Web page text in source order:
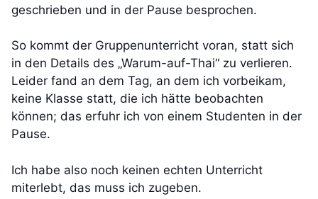
geschrieben und in der Pause besprochen.
So kommt der Gruppenunterricht voran, statt sich
in den Details des „Warum-auf-Thai“ zu verlieren.
Leider fand an dem Tag, an dem ich vorbeikam,
keine Klasse statt, die ich hätte beobachten
können; das erfuhr ich von einem Studenten in der
Pause.
Ich habe also noch keinen echten Unterricht
miterlebt, das muss ich zugeben.